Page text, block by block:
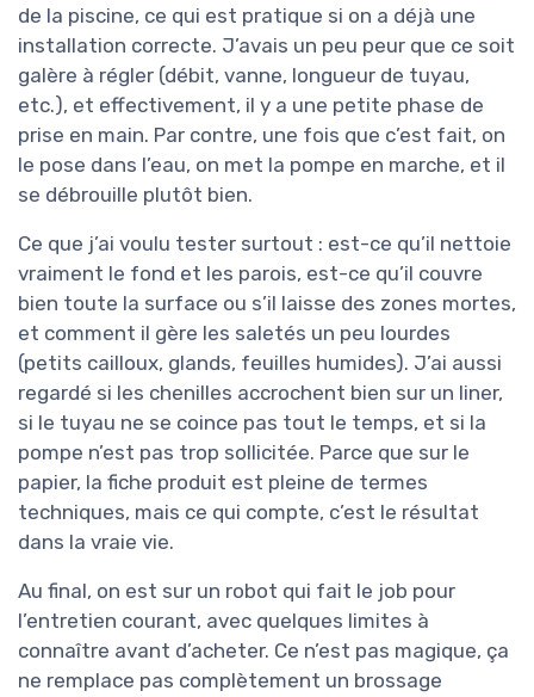
de la piscine, ce qui est pratique si on a déjà une
installation correcte. J’avais un peu peur que ce soit
galère à régler (débit, vanne, longueur de tuyau,
etc.), et effectivement, il y a une petite phase de
prise en main. Par contre, une fois que c’est fait, on
le pose dans l’eau, on met la pompe en marche, et il
se débrouille plutôt bien.
Ce que j’ai voulu tester surtout : est-ce qu’il nettoie
vraiment le fond et les parois, est-ce qu’il couvre
bien toute la surface ou s’il laisse des zones mortes,
et comment il gère les saletés un peu lourdes
(petits cailloux, glands, feuilles humides). J’ai aussi
regardé si les chenilles accrochent bien sur un liner,
si le tuyau ne se coince pas tout le temps, et si la
pompe n’est pas trop sollicitée. Parce que sur le
papier, la fiche produit est pleine de termes
techniques, mais ce qui compte, c’est le résultat
dans la vraie vie.
Au final, on est sur un robot qui fait le job pour
l’entretien courant, avec quelques limites à
connaître avant d’acheter. Ce n’est pas magique, ça
ne remplace pas complètement un brossage